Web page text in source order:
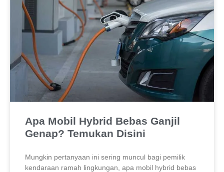
Apa Mobil Hybrid Bebas Ganjil
Genap? Temukan Disini
Mungkin pertanyaan ini sering muncul bagi pemilik
kendaraan ramah lingkungan, apa mobil hybrid bebas